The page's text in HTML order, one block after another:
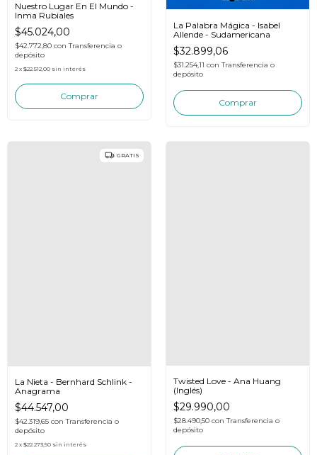
Nuestro Lugar En El Mundo -
Inma Rubiales
$45.024,00
$42.772,80 con Transferencia o
depósito
2 x $22.512,00 sin interés
La Palabra Mágica - Isabel
Allende - Sudamericana
$32.899,06
$31.254,11 con Transferencia o
depósito
GRATIS
La Nieta - Bernhard Schlink -
Anagrama
$44.547,00
$42.319,65 con Transferencia o
depósito
2 x $22.273,50 sin interés
Twisted Love - Ana Huang
(Inglés)
$29.990,00
$28.490,50 con Transferencia o
depósito